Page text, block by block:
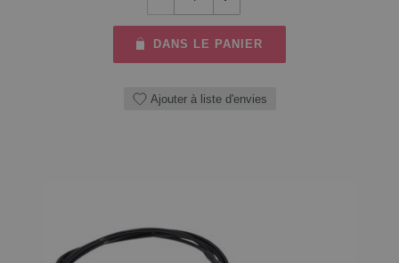
DANS LE PANIER
Ajouter à liste d'envies